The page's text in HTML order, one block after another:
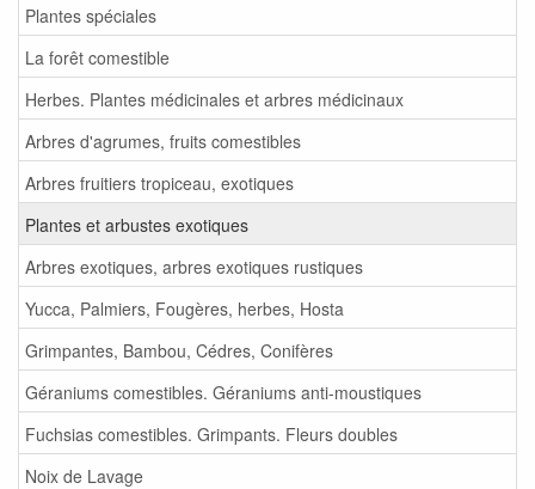
Plantes spéciales
La forêt comestible
Herbes. Plantes médicinales et arbres médicinaux
Arbres d'agrumes, fruits comestibles
Arbres fruitiers tropiceau, exotiques
Plantes et arbustes exotiques
Arbres exotiques, arbres exotiques rustiques
Yucca, Palmiers, Fougères, herbes, Hosta
Grimpantes, Bambou, Cédres, Conifères
Géraniums comestibles. Géraniums anti-moustiques
Fuchsias comestibles. Grimpants. Fleurs doubles
Noix de Lavage